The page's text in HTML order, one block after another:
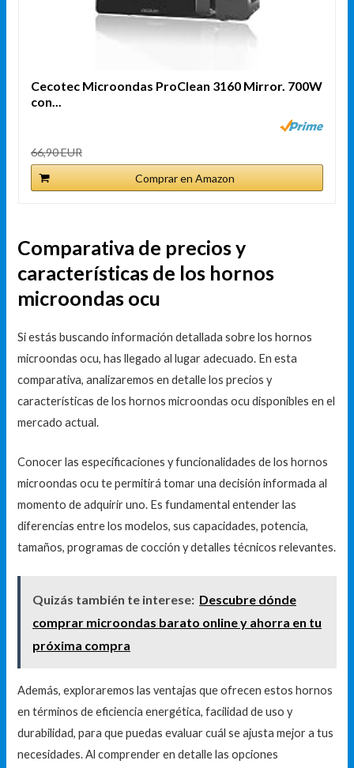
Cecotec Microondas ProClean 3160 Mirror. 700W
con...
66,90 EUR
Comprar en Amazon
Comparativa de precios y
características de los hornos
microondas ocu
Si estás buscando información detallada sobre los hornos
microondas ocu, has llegado al lugar adecuado. En esta
comparativa, analizaremos en detalle los precios y
características de los hornos microondas ocu disponibles en el
mercado actual.
Conocer las especificaciones y funcionalidades de los hornos
microondas ocu te permitirá tomar una decisión informada al
momento de adquirir uno. Es fundamental entender las
diferencias entre los modelos, sus capacidades, potencia,
tamaños, programas de cocción y detalles técnicos relevantes.
Quizás también te interese: Descubre dónde
comprar microondas barato online y ahorra en tu
próxima compra
Además, exploraremos las ventajas que ofrecen estos hornos
en términos de eficiencia energética, facilidad de uso y
durabilidad, para que puedas evaluar cuál se ajusta mejor a tus
necesidades. Al comprender en detalle las opciones